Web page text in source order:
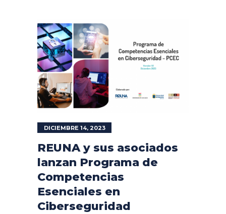
DICIEMBRE 14, 2023
REUNA y sus asociados
lanzan Programa de
Competencias
Esenciales en
Ciberseguridad